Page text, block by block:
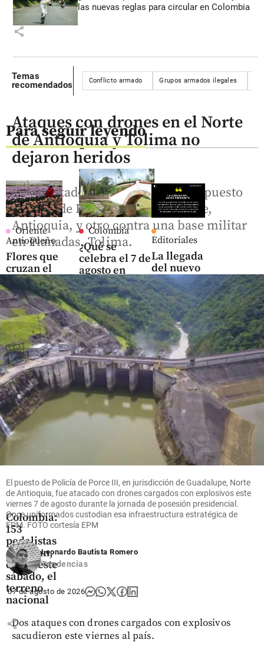
las nuevas reglas para circular en Colombia
share
Temas
recomendados
Conflicto armado Grupos armados ilegales
Para seguir leyendo
Oriente
Antioqueño
Flores que
cruzan el
cielo: así
es el
negocio
que mueve
US$ 380
millones
en el
Oriente
antioqueño
share
Colombia
¿Qué se
celebra el 7 de
agosto en
Colombia? La
fecha que
marcó el
rumbo de la
Independencia
share
Editoriales
La llegada
del nuevo
Presidente
share
Deportes
Arranca
la Vuelta
a
Colombia:
153
pedalistas
desafían,
desde este
sábado, el
terreno
nacional
share
Ataques con drones en el Norte
de Antioquia y Tolima no
dejaron heridos
Los atentados se dieron contra el puesto
policial de Porce III en Guadalupe,
Antioquia, y otro contra una base militar
en Planadas, Tolima.
El puesto de Policía de Porce III, en jurisdicción de Guadalupe, Norte
de Antioquia, fue atacado con drones cargados con explosivos este
viernes 7 de agosto durante la jornada de posesión presidencial.
Once uniformados custodian esa infraestructura estratégica de
EPM. FOTO cortesía EPM
Leonardo Bautista Romero
Tendencias
07 de agosto de 2026
Dos ataques con drones cargados con explosivos
sacudieron este viernes al país.